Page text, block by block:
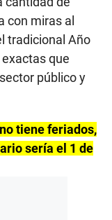
con miras al
tradicional Año
que
público y
tiene feriados,
sería el 1 de